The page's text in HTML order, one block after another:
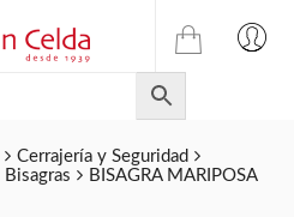
TIENDA
ONLINE
DE
JULIAN
CELDA
Cerrajería y Seguridad
Bisagras
BISAGRA MARIPOSA